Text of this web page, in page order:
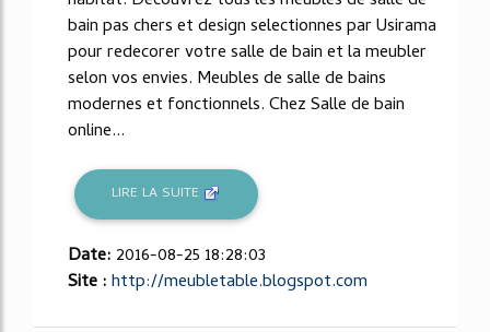
bain pas chers et design selectionnes par Usirama
pour redecorer votre salle de bain et la meubler
selon vos envies. Meubles de salle de bains
modernes et fonctionnels. Chez Salle de bain
online...
LIRE LA SUITE
Date: 2016-08-25 18:28:03
Site :http://meubletable.blogspot.com